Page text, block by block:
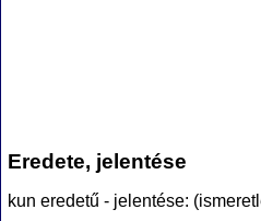
Eredete, jelentése
kun eredetű - jelentése: